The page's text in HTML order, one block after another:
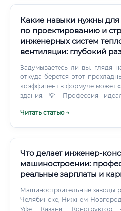
Какие навыки нужны
по проектированию и
инженерных систем
вентиляции: глубокий
Задумываетесь ли вы, глядя
откуда берется этот
коэффицент в формуле может
здания. 💡 Профессия
наукам: физика, математика,
Читать статью →
Что делает инженер-
машиностроении:
реальные зарплаты и
Машиностроительные заводы
Челябинске, Нижнем
Уфе, Казани. Конструктор